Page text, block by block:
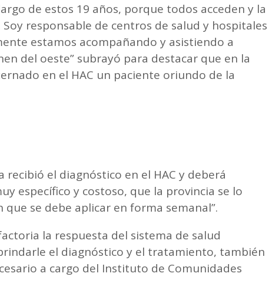
de estos 19 años, porque todos acceden y la
responsable de centros de salud y hospitales
estamos acompañando y asistiendo a
del oeste” subrayó para destacar que en la
en el HAC un paciente oriundo de la
recibió el diagnóstico en el HAC y deberá
específico y costoso, que la provincia se lo
se debe aplicar en forma semanal”.
la respuesta del sistema de salud
el diagnóstico y el tratamiento, también
a cargo del Instituto de Comunidades